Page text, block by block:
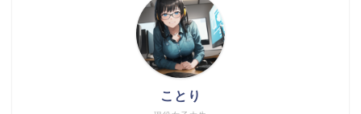
ことり